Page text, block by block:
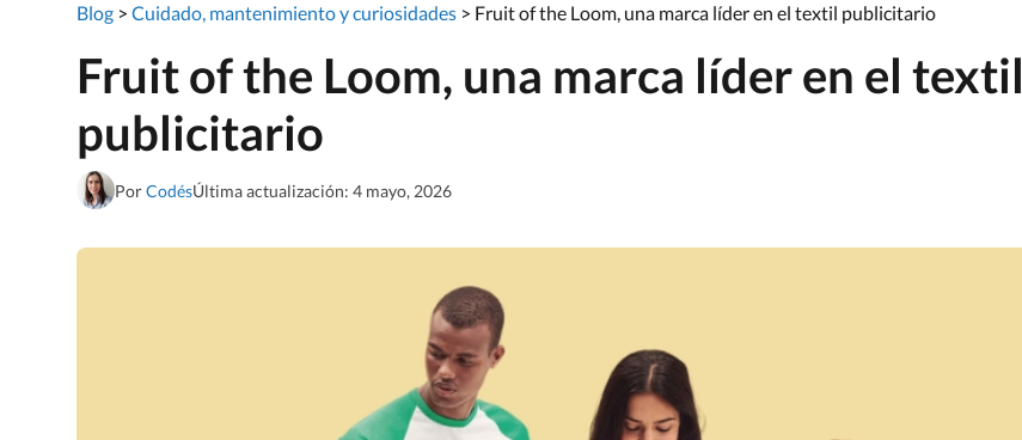
Blog > Cuidado, mantenimiento y curiosidades > Fruit of the Loom, una marca líder en el textil publicitario
Fruit of the Loom, una marca líder en el textil
publicitario
PorCodésÚltima actualización: 4 mayo, 2026